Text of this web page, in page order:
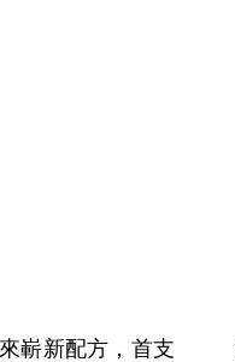
嶄新配方，首支